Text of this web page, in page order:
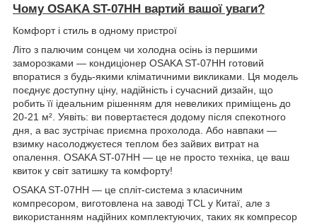
Чому OSAKA ST-07HH вартий вашої уваги?
Комфорт і стиль в одному пристрої
Літо з палючим сонцем чи холодна осінь із першими
заморозками — кондиціонер OSAKA ST-07HH готовий
впоратися з будь-якими кліматичними викликами. Ця модель
поєднує доступну ціну, надійність і сучасний дизайн, що
робить її ідеальним рішенням для невеликих приміщень до
20-21 м². Уявіть: ви повертаєтеся додому після спекотного
дня, а вас зустрічає приємна прохолода. Або навпаки —
взимку насолоджуєтеся теплом без зайвих витрат на
опалення. OSAKA ST-07HH — це не просто техніка, це ваш
квиток у світ затишку та комфорту!
OSAKA ST-07HH — це спліт-система з класичним
компресором, виготовлена на заводі TCL у Китаї, але з
використанням надійних комплектуючих, таких як компресор